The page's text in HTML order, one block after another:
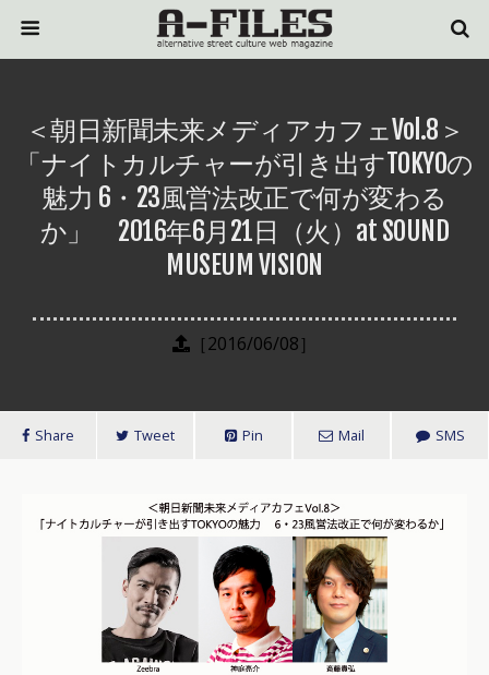
＜朝日新聞未来メディアカフェVol.8＞
「ナイトカルチャーが引き出すTOKYOの
魅力 6・23風営法改正で何が変わる
か」 2016年6月21日（火）at SOUND
MUSEUM VISION
［2016/06/08］
Share Tweet Pin Mail SMS